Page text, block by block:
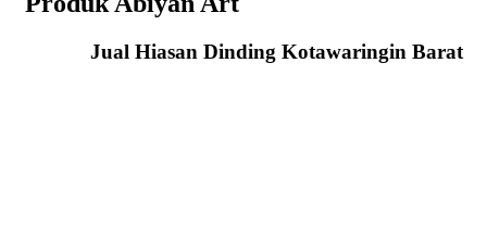
Jual Hiasan Dinding Kotawaringin Barat